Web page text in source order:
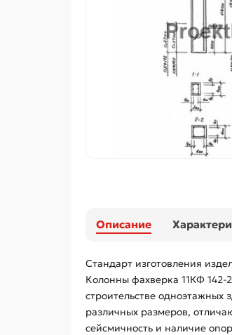
Описание
Стандарт изготовления
Колонны фахверка 11КФ 142-
строительстве одноэтажных
различных размеров,
сейсмичность и наличие